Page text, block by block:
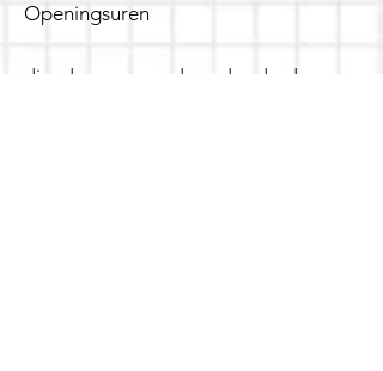
Openingsuren
dinsdag - woensdag- donderdag: